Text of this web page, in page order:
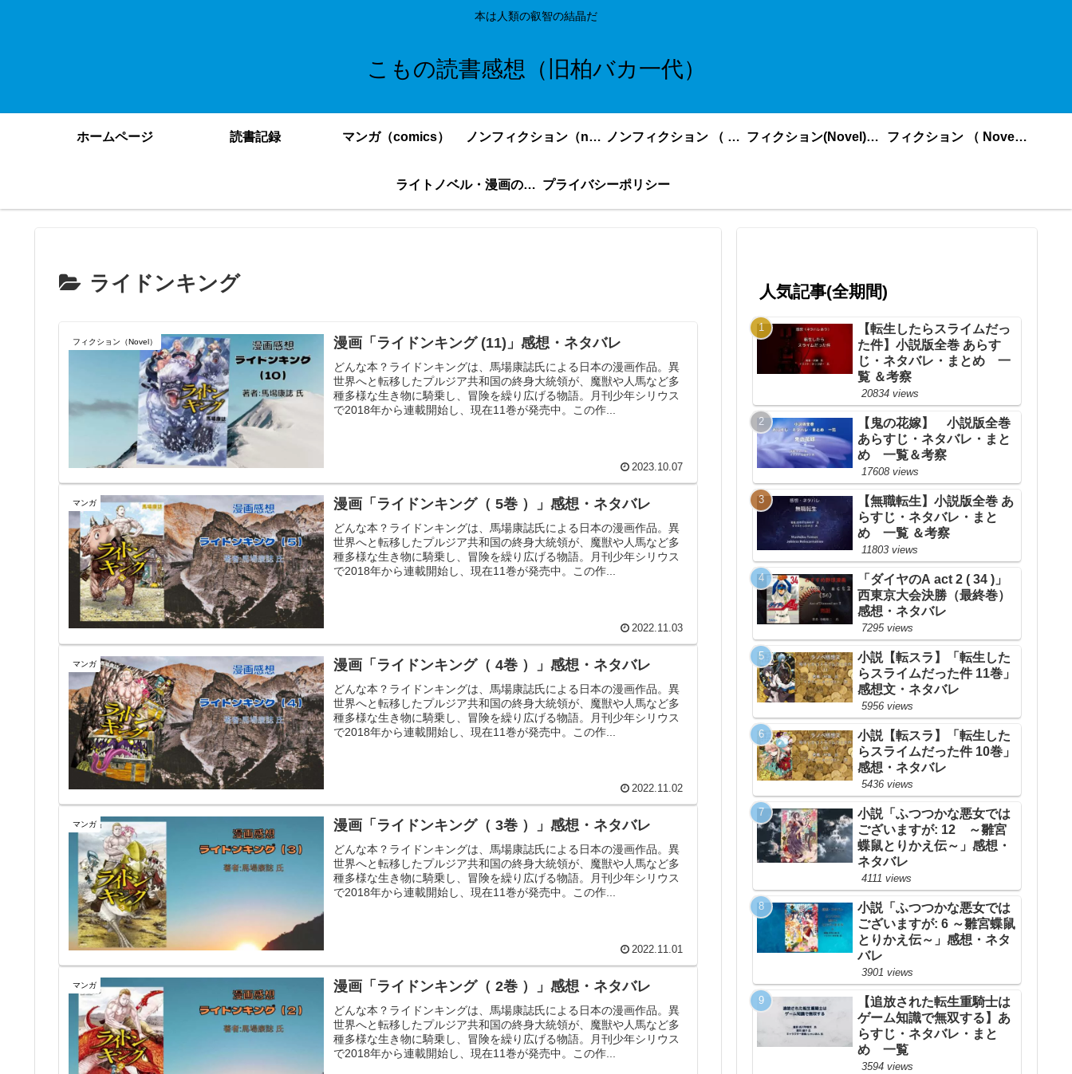
本は人類の叡智の結晶だ
こもの読書感想（旧柏バカ一代）
ホームページ 読書記録 マンガ（comics） ノンフィクション（nonfiction）更新順 ノンフィクション （ nonfiction ） あいうえお順 フィクション(Novel)更新順 フィクション （ Novel ） あいうえお順
ライトノベル・漫画の感想・ネタバレまとめ｜こもの読書感想 プライバシーポリシー
ライドンキング
フィクション（Novel） 漫画「ライドンキング (11)」感想・ネタバレ
どんな本？ライドンキングは、馬場康誌氏による日本の漫画作品。異
世界へと転移したプルジア共和国の終身大統領が、魔獣や人馬など多
種多様な生き物に騎乗し、冒険を繰り広げる物語。月刊少年シリウス
で2018年から連載開始し、現在11巻が発売中。この作...
2023.10.07
マンガ 漫画「ライドンキング（ 5巻 ）」感想・ネタバレ
どんな本？ライドンキングは、馬場康誌氏による日本の漫画作品。異
世界へと転移したプルジア共和国の終身大統領が、魔獣や人馬など多
種多様な生き物に騎乗し、冒険を繰り広げる物語。月刊少年シリウス
で2018年から連載開始し、現在11巻が発売中。この作...
2022.11.03
マンガ 漫画「ライドンキング（ 4巻 ）」感想・ネタバレ
どんな本？ライドンキングは、馬場康誌氏による日本の漫画作品。異
世界へと転移したプルジア共和国の終身大統領が、魔獣や人馬など多
種多様な生き物に騎乗し、冒険を繰り広げる物語。月刊少年シリウス
で2018年から連載開始し、現在11巻が発売中。この作...
2022.11.02
マンガ 漫画「ライドンキング（ 3巻 ）」感想・ネタバレ
どんな本？ライドンキングは、馬場康誌氏による日本の漫画作品。異
世界へと転移したプルジア共和国の終身大統領が、魔獣や人馬など多
種多様な生き物に騎乗し、冒険を繰り広げる物語。月刊少年シリウス
で2018年から連載開始し、現在11巻が発売中。この作...
2022.11.01
マンガ 漫画「ライドンキング（ 2巻 ）」感想・ネタバレ
どんな本？ライドンキングは、馬場康誌氏による日本の漫画作品。異
世界へと転移したプルジア共和国の終身大統領が、魔獣や人馬など多
種多様な生き物に騎乗し、冒険を繰り広げる物語。月刊少年シリウス
で2018年から連載開始し、現在11巻が発売中。この作...
人気記事(全期間)
【転生したらスライムだっ
た件】小説版全巻 あらす
じ・ネタバレ・まとめ 一
覧 ＆考察
20834 views
【鬼の花嫁】 小説版全巻
あらすじ・ネタバレ・まと
め 一覧＆考察
17608 views
【無職転生】小説版全巻 あ
らすじ・ネタバレ・まと
め 一覧 ＆考察
11803 views
「ダイヤのA act 2 ( 34 )」
西東京大会決勝（最終巻）
感想・ネタバレ
7295 views
小説【転スラ】「転生した
らスライムだった件 11巻」
感想文・ネタバレ
5956 views
小説【転スラ】「転生した
らスライムだった件 10巻」
感想・ネタバレ
5436 views
小説「ふつつかな悪女では
ございますが: 12 ～雛宮
蝶鼠とりかえ伝～」感想・
ネタバレ
4111 views
小説「ふつつかな悪女では
ございますが: 6 ～雛宮蝶鼠
とりかえ伝～」感想・ネタ
バレ
3901 views
【追放された転生重騎士は
ゲーム知識で無双する】あ
らすじ・ネタバレ・まと
め 一覧
3594 views